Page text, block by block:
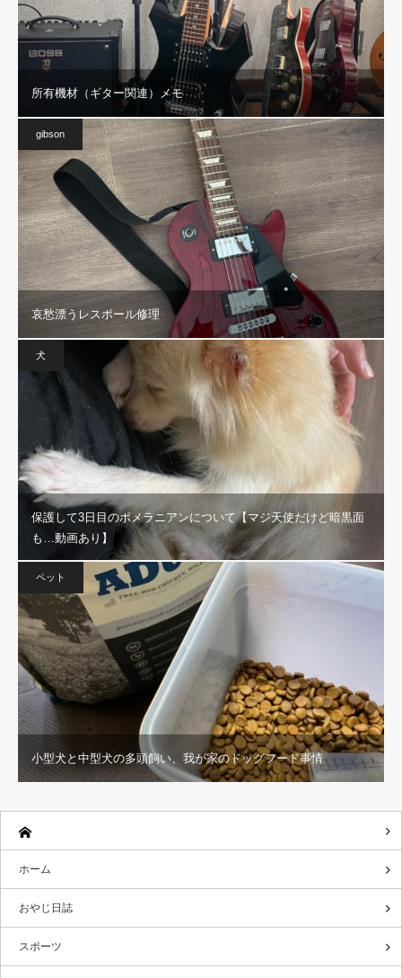
所有機材（ギター関連）メモ
gibson
哀愁漂うレスポール修理
犬
保護して3日目のポメラニアンについて【マジ天使だけど暗黒面
も…動画あり】
ペット
小型犬と中型犬の多頭飼い、我が家のドッグフード事情
ホーム
おやじ日誌
スポーツ